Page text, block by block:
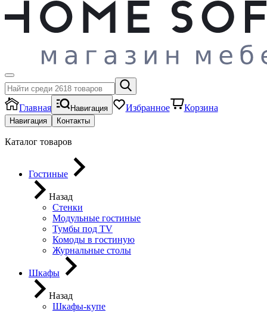
Главная Навигация Избранное Корзина
Навигация Контакты
Каталог товаров
Гостиные
Назад
Стенки
Модульные гостиные
Тумбы под ТV
Комоды в гостиную
Журнальные столы
Шкафы
Назад
Шкафы-купе